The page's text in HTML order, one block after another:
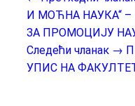
И МОЋНА НАУКА“
ЗА ПРОМОЦИЈУ
Следећи чланак →
УПИС НА